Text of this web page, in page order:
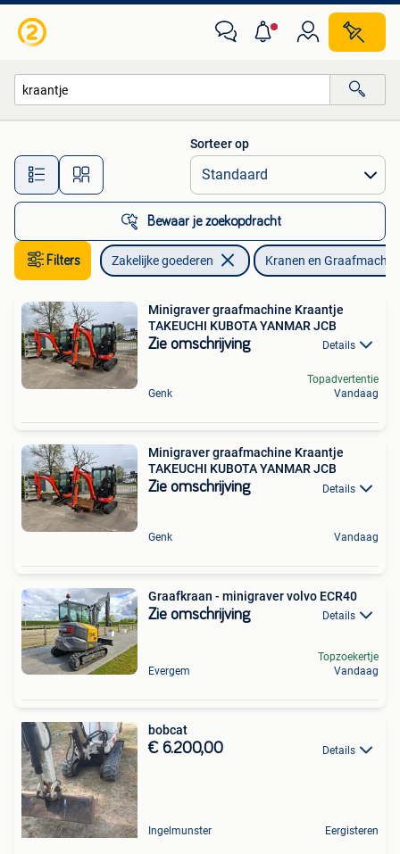
Alle afstanden…
Sorteer op
Bewaar je zoekopdracht
Filters Zakelijke goederen Kranen en
Minigraver graafmachine Kraantje
TAKEUCHI KUBOTA YANMAR JCB
Zie omschrijving Details
Genk
Topadvertentie
Vandaag
Minigraver graafmachine Kraantje
TAKEUCHI KUBOTA YANMAR JCB
Zie omschrijving Details
Genk Vandaag
Graafkraan - minigraver volvo ECR40
Zie omschrijving Details
Evergem
Topzoekertje
Vandaag
bobcat
€ 6.200,00 Details
Ingelmunster Eergisteren